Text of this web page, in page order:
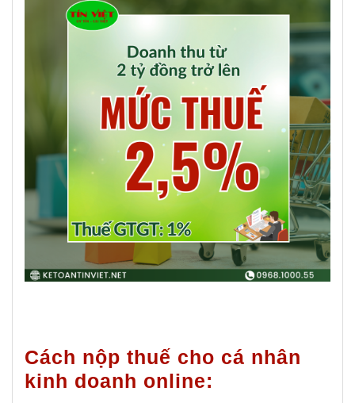
Cách nộp thuế cho cá nhân
kinh doanh online: